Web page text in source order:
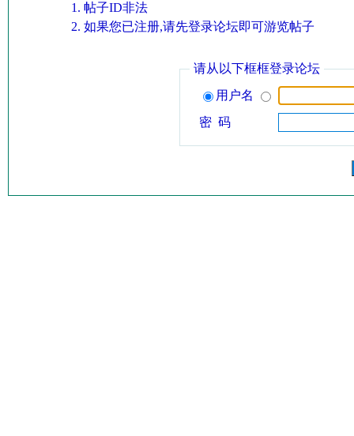
帖子ID非法
如果您已注册,请先登录论坛即可游览帖子
请从以下框框登录论坛
用户名
密 码